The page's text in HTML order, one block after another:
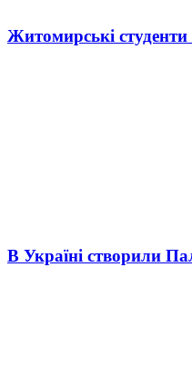
Житомирські
В Україні створили